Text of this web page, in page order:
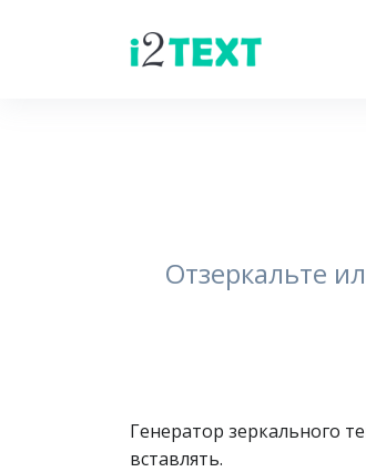
Отзеркальте
Генератор зеркального
вставлять.